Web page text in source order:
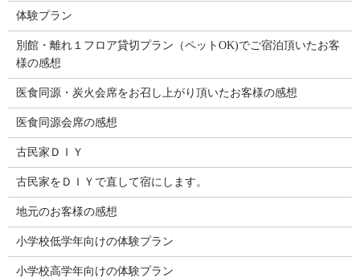
体験プラン
別館・離れ１フロア貸切プラン（ペットOK)でご宿泊頂いたお客
様の感想
医食同源・炭火会席をお召し上がり頂いたお客様の感想
医食同源会席の感想
古民家ＤＩＹ
古民家をＤＩＹで直して宿にします。
地元のお客様の感想
小学校低学年向けの体験プラン
小学校高学年向けの体験プラン